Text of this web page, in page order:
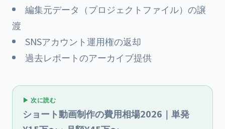
編集元データ（プロジェクトファイル）の譲
渡
SNSアカウント運用権の返却
過去レポートのアーカイブ提供
▶ 次に読む
ショート動画制作の費用相場2026｜単発